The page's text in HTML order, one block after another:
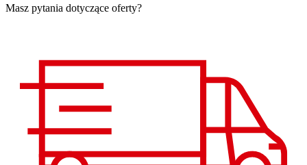
Masz pytania dotyczące oferty?